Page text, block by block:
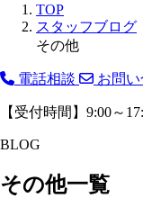
TOP
スタッフブログ
その他
電話相談 お問
【受付時間】9:00～
BLOG
その他一覧